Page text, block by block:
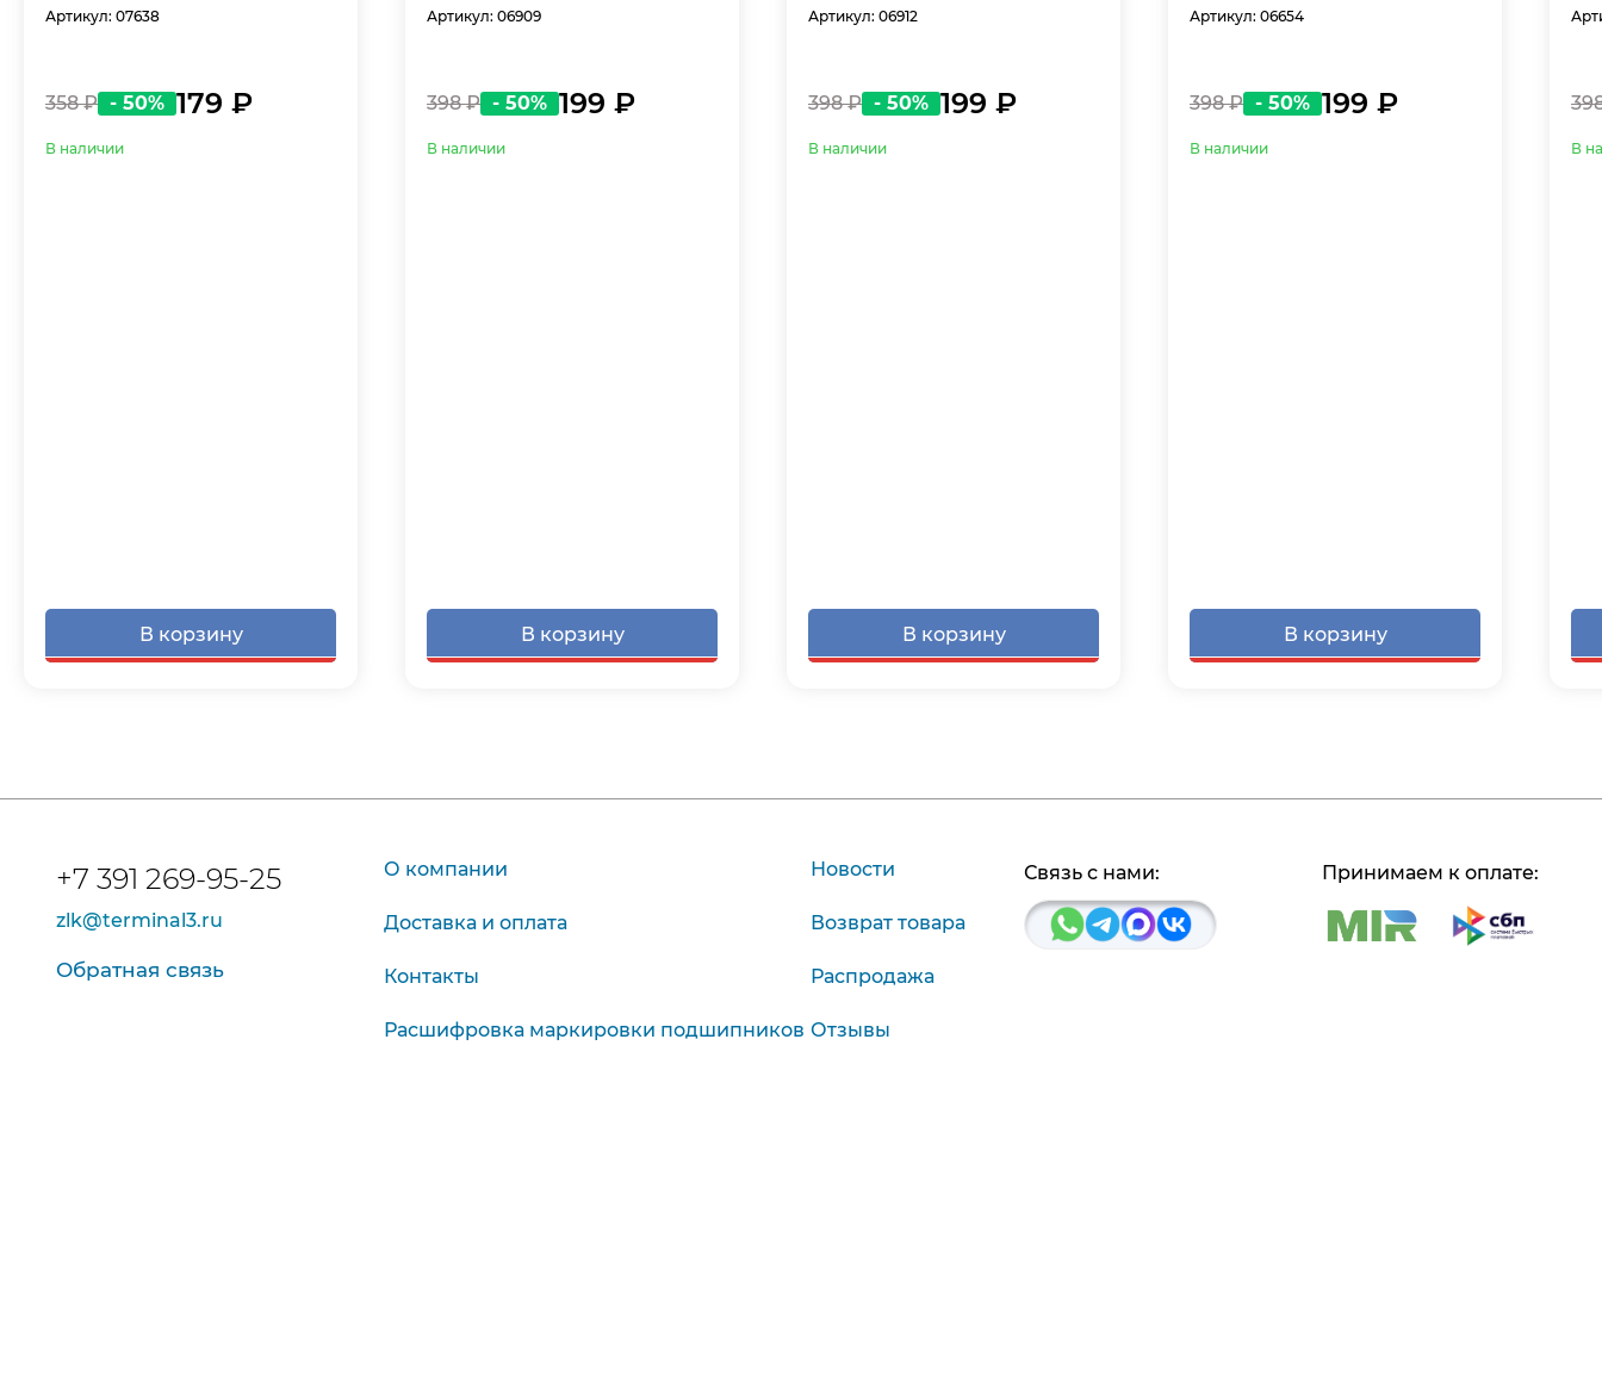
Артикул: 07638
358 ₽ - 50% 179 ₽
В наличии
В корзину
Артикул: 06909
398 ₽ - 50% 199 ₽
В наличии
В корзину
Артикул: 06912
398 ₽ - 50% 199 ₽
В наличии
В корзину
Артикул: 06654
398 ₽ - 50% 199 ₽
В наличии
В корзину
В
+7 391 269-95-25
zlk@terminal3.ru
Обратная связь
О компании
Доставка и оплата
Контакты
Расшифровка маркировки подшипников
Новости
Возврат товара
Распродажа
Отзывы
Связь с нами: Принимаем к оплате: